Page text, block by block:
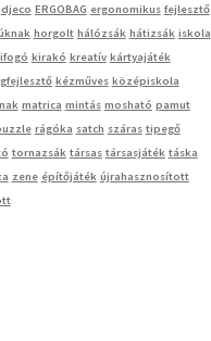
djeco ERGOBAG ergonomikus fejlesztő
horgolt hálózsák hátizsák iskola
kirakó kreatív kártyajáték
kézműves középiskola
matrica mintás mosható pamut
rágóka satch száras tipegő
tornazsák társas társasjáték táska
zene építőjáték újrahasznosított